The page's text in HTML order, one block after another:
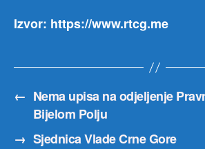
Izvor: https://www.rtcg.me
← Nema upisa na odjeljenje
Bijelom Polju
→ Sjednica Vlade Crne Gore